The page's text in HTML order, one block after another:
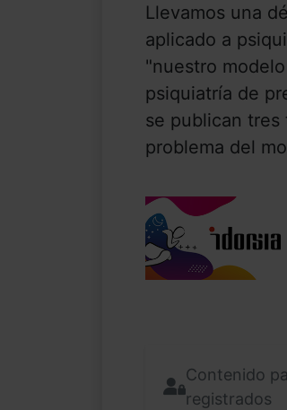
Llevamos una
aplicado a
"nuestro
psiquiatría de
se publican tres
problema del
Contenido
registrados